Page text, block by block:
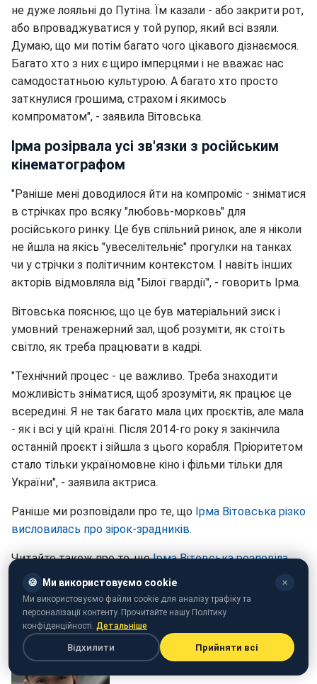
не дуже лояльні до Путіна. Їм казали - або закрити рот,
або впроваджуватися у той рупор, який всі взяли.
Думаю, що ми потім багато чого цікавого дізнаємося.
Багато хто з них є щиро імперцями і не вважає нас
самодостатньою культурою. А багато хто просто
заткнулися грошима, страхом і якимось
компроматом", - заявила Вітовська.
Ірма розірвала усі зв'язки з російським
кінематографом
"Раніше мені доводилося йти на компроміс - зніматися
в стрічках про всяку "любовь-морковь" для
російського ринку. Це був спільний ринок, але я ніколи
не йшла на якісь "увеселітельніє" прогулки на танках
чи у стрічки з політичним контекстом. І навіть інших
акторів відмовляла від "Білої гвардії", - говорить Ірма.
Вітовська пояснює, що це був матеріальний зиск і
умовний тренажерний зал, щоб розуміти, як стоїть
світло, як треба працювати в кадрі.
"Технічний процес - це важливо. Треба знаходити
можливість зніматися, щоб зрозуміти, як працює це
всередині. Я не так багато мала цих проєктів, але мала
- як і всі у цій країні. Після 2014-го року я закінчила
останній проєкт і зійшла з цього корабля. Пріоритетом
стало тільки україномовне кіно і фільми тільки для
України", - заявила актриса.
Раніше ми розповідали про те, що Ірма Вітовська різко
висловилась про зірок-зрадників.
Читайте також про те, щоІрма Вітовська розповіла,
про яку свою роль шкодує.
🍪 Ми використовуємо cookie ✕
Ми використовуємо файли cookie для аналізу трафіку та
персоналізації контенту. Прочитайте нашу Політику
конфіденційності. Детальніше
Відхилити Прийняти всі